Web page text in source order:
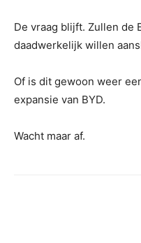
De vraag blijft. Zullen de
daadwerkelijk willen
Of is dit gewoon weer
expansie van BYD.
Wacht maar af.